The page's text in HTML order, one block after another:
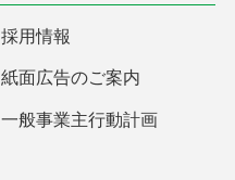
採用情報
紙面広告のご案内
一般事業主行動計画